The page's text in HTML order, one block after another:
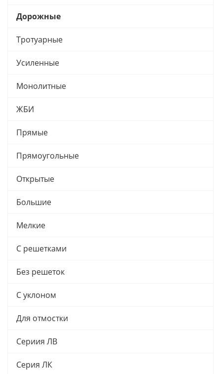
Дорожные
Тротуарные
Усиленные
Монолитные
ЖБИ
Прямые
Прямоугольные
Открытые
Большие
Мелкие
С решетками
Без решеток
С уклоном
Для отмостки
Сериия ЛВ
Серия ЛК